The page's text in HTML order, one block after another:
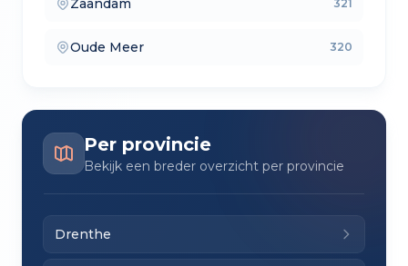
— aankoopmakelaars 321
Oude Meer
— lokale makelaars 320
Per provincie
Bekijk een breder overzicht per provincie
Drenthe